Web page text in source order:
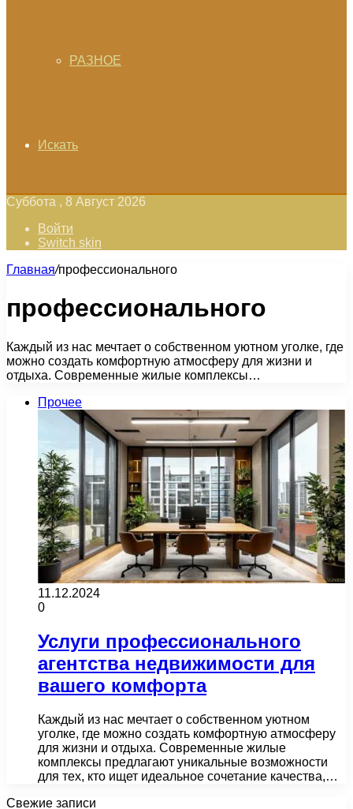
РАЗНОЕ
Искать
Суббота , 8 Август 2026
Войти
Switch skin
Главная/профессионального
профессионального
Каждый из нас мечтает о собственном уютном уголке, где
можно создать комфортную атмосферу для жизни и
отдыха. Современные жилые комплексы…
Прочее
11.12.2024
0
Услуги профессионального
агентства недвижимости для
вашего комфорта
Каждый из нас мечтает о собственном уютном
уголке, где можно создать комфортную атмосферу
для жизни и отдыха. Современные жилые
комплексы предлагают уникальные возможности
для тех, кто ищет идеальное сочетание качества,…
Свежие записи